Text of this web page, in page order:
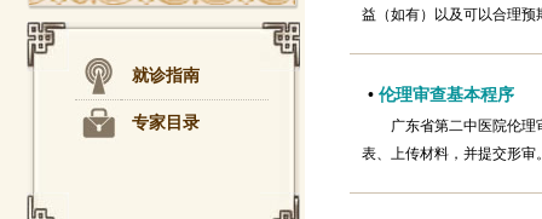
就诊指南
专家目录
益（如有）以及可以合理
• 伦理审查基本程序
广东省第二中医院伦
表、上传材料，并提交形